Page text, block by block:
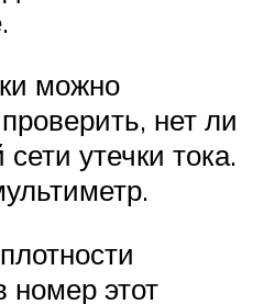
можно
нет ли
утечки тока.
номер этот